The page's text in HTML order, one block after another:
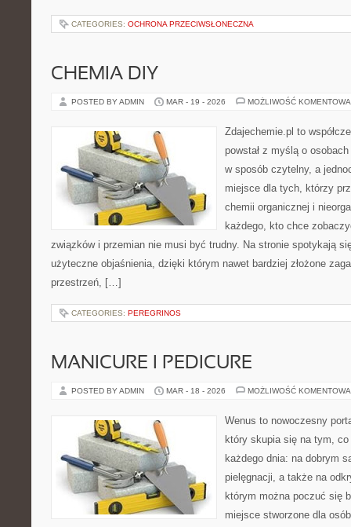
CATEGORIES: OCHRONA PRZECIWSŁONECZNA
CHEMIA DIY
POSTED BY ADMIN MAR - 19 - 2026 MOŻLIWOŚĆ
Zdajechemie.pl to
powstał z myślą o
w sposób czytelny, a
miejsce dla tych, którzy
chemii organicznej i
każdego, kto chce
związków i przemian nie musi być trudny. Na stronie spotykają
użyteczne objaśnienia, dzięki którym nawet bardziej złożone
przestrzeń, […]
CATEGORIES: PEREGRINOS
MANICURE I PEDICURE
POSTED BY ADMIN MAR - 18 - 2026 MOŻLIWOŚĆ
Wenus to nowoczesny
który skupia się na tym,
każdego dnia: na dobrym
pielęgnacji, a także na
którym można poczuć się
miejsce stworzone dla